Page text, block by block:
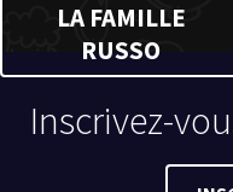
LA FAMILLE
RUSSO
Inscrivez-